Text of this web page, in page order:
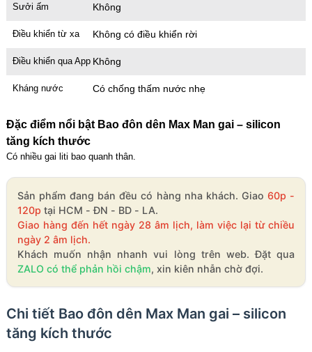
Sưởi ấm Không
Điều khiển từ xa Không có điều khiển rời
Điều khiển qua App Không
Kháng nước Có chống thấm nước nhẹ
Đặc điểm nổi bật Bao đôn dên Max Man gai – silicon
tăng kích thước
Có nhiều gai liti bao quanh thân.
Sản phẩm đang bán đều có hàng nha khách. Giao 60p -
120p tại HCM - ĐN - BD - LA.
Giao hàng đến hết ngày 28 âm lịch, làm việc lại từ chiều
ngày 2 âm lịch.
Khách muốn nhận nhanh vui lòng trên web. Đặt qua
ZALO có thể phản hồi chậm, xin kiên nhẫn chờ đợi.
Chi tiết Bao đôn dên Max Man gai – silicon
tăng kích thước